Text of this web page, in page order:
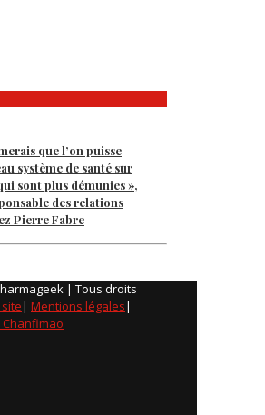
que l’on puisse
système de santé sur
sont plus démunies »,
des relations
Pierre Fabre
| Tous droits
| Mentions légales|